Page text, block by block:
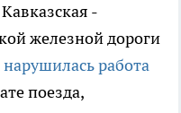
-
железной дороги
нарушилась работа
поезда,